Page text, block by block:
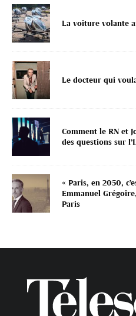
La voiture volante
Le docteur qui
Comment le RN et
des questions sur
« Paris, en 2050,
Emmanuel
Paris